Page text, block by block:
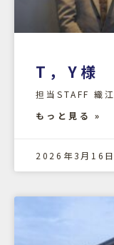
T，Y様
担当STAFF 織江
もっと見る »
2026年3月16日